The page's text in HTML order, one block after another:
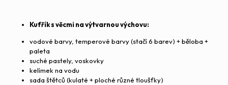
Kufřík s věcmi na výtvarnou výchovu:
vodové barvy, temperové barvy (stačí 6 barev) + běloba +
paleta
suché pastely, voskovky
kelímek na vodu
sada štětců (kulaté + ploché různé tloušťky)